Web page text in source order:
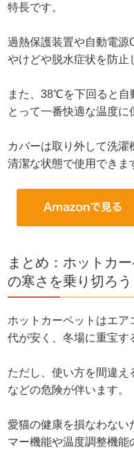
特長です。
過熱保護装置や自動電源
やけどや脱水症状を防止
また、38℃を下回ると自
とって一番快適な温度に
カバーは取り外して洗
清潔な状態で使用できま
まとめ：ホットカ
の寒さを乗り切ろう
ホットカーペットはエ
代が安く、冬場に重宝す
ただし、使い方を間違え
などの危険が伴います。
愛猫の健康を損なわない
マー機能や温度調整機能